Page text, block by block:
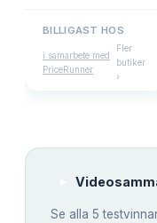
BILLIGAST HOS
i samarbete med
PriceRunner
Fler
butiker
›
Se alla 5